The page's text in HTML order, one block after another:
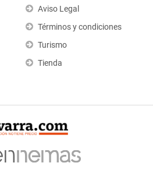
Aviso Legal
Términos y condiciones
Turismo
Tienda